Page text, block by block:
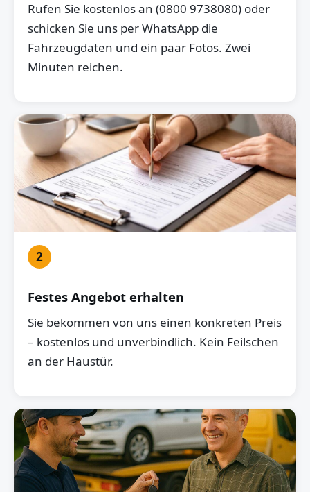
Rufen Sie kostenlos an (0800 9738080) oder
schicken Sie uns per WhatsApp die
Fahrzeugdaten und ein paar Fotos. Zwei
Minuten reichen.
2
Festes Angebot erhalten
Sie bekommen von uns einen konkreten Preis
– kostenlos und unverbindlich. Kein Feilschen
an der Haustür.